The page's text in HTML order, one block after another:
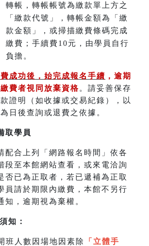
轉帳，轉帳帳號為繳款單上方之
「繳款代號」，轉帳金額為「繳
款金額」，或掃描繳費條碼完成
繳費；手續費10元，由學員自行
負擔。
成功後，始完成報名手續 ，逾期
費者視同放棄資格。請妥善保存
證明（如收據或交易紀錄），以
日後查詢或退費之依據。
取學員
配合上列「網路報名時間」依各
段至本館網站查看，或來電洽詢
否已為正取者，若已遞補為正取
員請於期限內繳費，本館不另行
知，逾期視為棄權。
知：
班人數因場地因素除
「立體手